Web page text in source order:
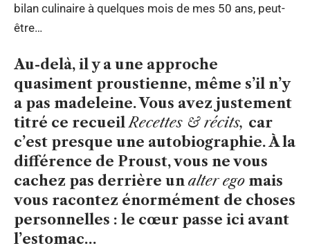
bilan culinaire à quelques mois de mes 50 ans, peut-
être…
Au-delà, il y a une approche
quasiment proustienne, même s’il n’y
a pas madeleine. Vous avez justement
titré ce recueilRecettes & récits, car
c’est presque une autobiographie. À la
différence de Proust, vous ne vous
cachez pas derrière un alter ego mais
vous racontez énormément de choses
personnelles : le cœur passe ici avant
l’estomac…